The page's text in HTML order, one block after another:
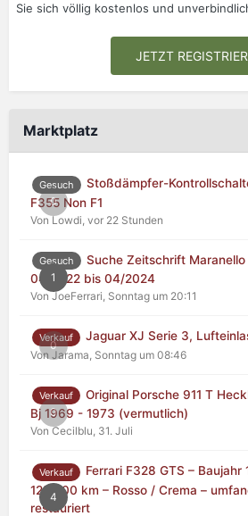
Sie sich völlig kostenlos und
JETZT
Marktplatz
0
Gesuch
Stoßdämpfer-
F355 Non F1
Von Lowdi, vor 22 Stunden
1
Gesuch
Suche Zeitschrift
04/2022 bis 04/2024
Von JoeFerrari, Sonntag um 20:11
0
Verkauf Jaguar XJ Serie 3,
Von Jarama, Sonntag um 08:46
0
Verkauf
Original Porsche 911 T
Bj 1969 - 1973 (vermutlich)
Von Cecilblu, 31. Juli
4
Verkauf
Ferrari F328 GTS – Baujahr
125.000 km – Rosso / Crema –
restauriert